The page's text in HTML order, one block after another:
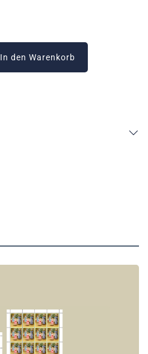
In den Warenkorb